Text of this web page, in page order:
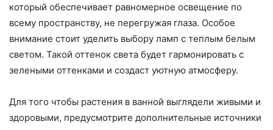
который обеспечивает равномерное освещение по
всему пространству, не перегружая глаза. Особое
внимание стоит уделить выбору ламп с теплым белым
светом. Такой оттенок света будет гармонировать с
зелеными оттенками и создаст уютную атмосферу.
Для того чтобы растения в ванной выглядели живыми и
здоровыми, предусмотрите дополнительные источники